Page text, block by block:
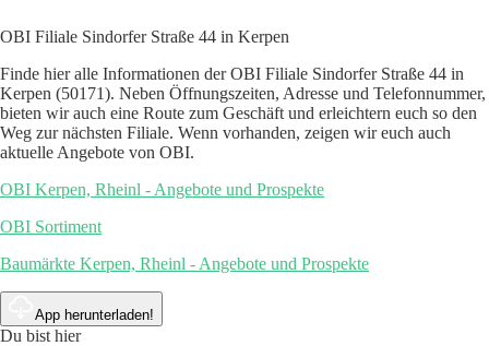
OBI Filiale Sindorfer Straße 44 in Kerpen
Finde hier alle Informationen der OBI Filiale Sindorfer Straße 44 in
Kerpen (50171). Neben Öffnungszeiten, Adresse und Telefonnummer,
bieten wir auch eine Route zum Geschäft und erleichtern euch so den
Weg zur nächsten Filiale. Wenn vorhanden, zeigen wir euch auch
aktuelle Angebote von OBI.
OBI Kerpen, Rheinl - Angebote und Prospekte
OBI Sortiment
Baumärkte Kerpen, Rheinl - Angebote und Prospekte
App herunterladen!
Du bist hier